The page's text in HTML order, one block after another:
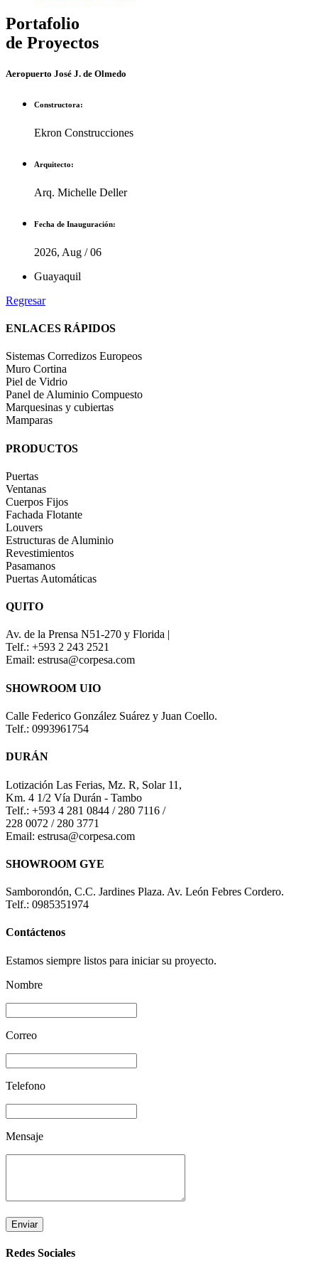
Portafolio
de Proyectos
Aeropuerto José J. de Olmedo
Constructora:
Ekron Construcciones
Arquitecto:
Arq. Michelle Deller
Fecha de Inauguración:
2026, Aug / 06
Guayaquil
Regresar
ENLACES RÁPIDOS
Sistemas Corredizos Europeos
Muro Cortina
Piel de Vidrio
Panel de Aluminio Compuesto
Marquesinas y cubiertas
Mamparas
PRODUCTOS
Puertas
Ventanas
Cuerpos Fijos
Fachada Flotante
Louvers
Estructuras de Aluminio
Revestimientos
Pasamanos
Puertas Automáticas
QUITO
Av. de la Prensa N51-270 y Florida |
Telf.: +593 2 243 2521
Email: estrusa@corpesa.com
SHOWROOM UIO
Calle Federico González Suárez y Juan Coello.
Telf.: 0993961754
DURÁN
Lotización Las Ferias, Mz. R, Solar 11,
Km. 4 1/2 Vía Durán - Tambo
Telf.: +593 4 281 0844 / 280 7116 /
228 0072 / 280 3771
Email: estrusa@corpesa.com
SHOWROOM GYE
Samborondón, C.C. Jardines Plaza. Av. León Febres Cordero.
Telf.: 0985351974
Contáctenos
Estamos siempre listos para iniciar su proyecto.
Nombre
Correo
Telefono
Mensaje
Enviar
Redes Sociales